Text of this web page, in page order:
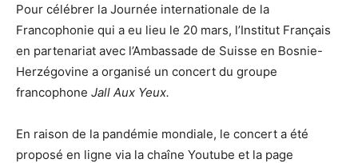
Pour célébrer la Journée internationale de la
Francophonie qui a eu lieu le 20 mars, l’Institut Français
en partenariat avec l’Ambassade de Suisse en Bosnie-
Herzégovine a organisé un concert du groupe
francophone Jall Aux Yeux.
En raison de la pandémie mondiale, le concert a été
proposé en ligne via la chaîne Youtube et la page